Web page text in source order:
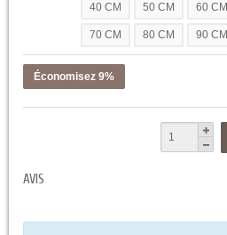
40 CM 50 CM 60 CM
70 CM 80 CM 90 CM
Économisez 9%
AVIS